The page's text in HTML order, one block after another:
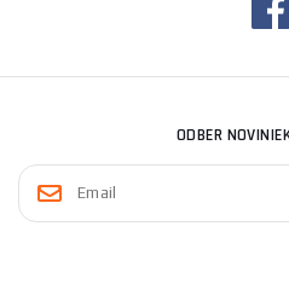
ODBER